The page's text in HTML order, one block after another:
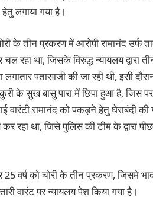
लगाया गया है।
के तीन प्रकरण में आरोपी रामानंद उर्फ
रहा था, जिसके विरुद्ध न्यायलय द्वारा
लगातार पतासाजी की जा रही थी, इसी
के सुख बासु पारा में छिपा हुआ है, जिस
वारंटी रामानंद को पकड़ने हेतु घेराबंदी
रहा था, जिसे पुलिस की टीम के द्वारा
25 वर्ष को चोरी के तीन प्रकरण, जिसमे
वारंट पर न्यायलय पेश किया गया है।